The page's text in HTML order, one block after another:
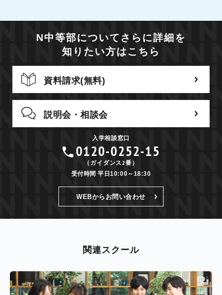
N中等部についてさらに詳細を
知りたい方はこちら
資料請求(無料)
説明会・相談会
入学相談窓口
0120-0252-15
（ガイダンス2番）
受付時間 平日10:00～18:30
WEBからお問い合わせ
関連スクール